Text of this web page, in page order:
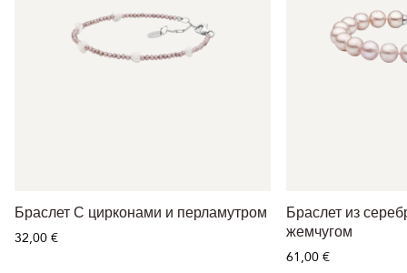
Браслет С цирконами и перламутром
32,00 €
Браслет из
жемчугом
61,00 €